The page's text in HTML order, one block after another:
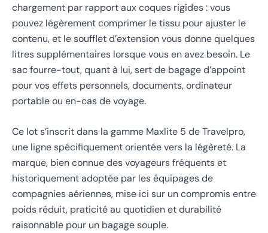
chargement par rapport aux coques rigides : vous
pouvez légèrement comprimer le tissu pour ajuster le
contenu, et le soufflet d’extension vous donne quelques
litres supplémentaires lorsque vous en avez besoin. Le
sac fourre-tout, quant à lui, sert de bagage d’appoint
pour vos effets personnels, documents, ordinateur
portable ou en-cas de voyage.
Ce lot s’inscrit dans la gamme Maxlite 5 de Travelpro,
une ligne spécifiquement orientée vers la légèreté. La
marque, bien connue des voyageurs fréquents et
historiquement adoptée par les équipages de
compagnies aériennes, mise ici sur un compromis entre
poids réduit, praticité au quotidien et durabilité
raisonnable pour un bagage souple.